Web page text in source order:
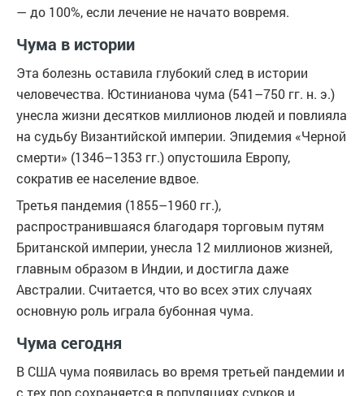
— до 100%, если лечение не начато вовремя.
Чума в истории
Эта болезнь оставила глубокий след в истории
человечества. Юстинианова чума (541–750 гг. н. э.)
унесла жизни десятков миллионов людей и повлияла
на судьбу Византийской империи. Эпидемия «Черной
смерти» (1346–1353 гг.) опустошила Европу,
сократив ее население вдвое.
Третья пандемия (1855–1960 гг.),
распространившаяся благодаря торговым путям
Британской империи, унесла 12 миллионов жизней,
главным образом в Индии, и достигла даже
Австралии. Считается, что во всех этих случаях
основную роль играла бубонная чума.
Чума сегодня
В США чума появилась во время третьей пандемии и
с тех пор сохраняется в популяциях сурков и